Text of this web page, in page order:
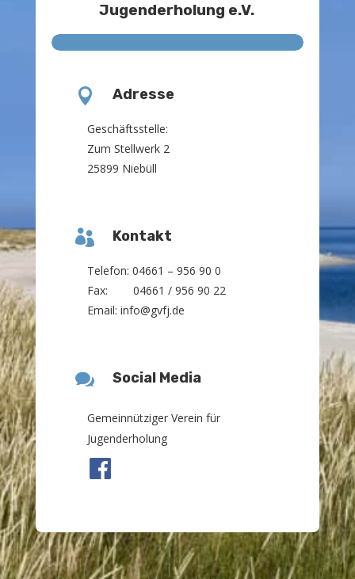
Jugenderholung e.V.
 Adresse
Geschäftsstelle:
Zum Stellwerk 2
25899 Niebüll
 Kontakt
Telefon: 04661 – 956 90 0
Fax: 04661 / 956 90 22
Email: info@gvfj.de
 Social Media
Gemeinnütziger Verein für
Jugenderholung